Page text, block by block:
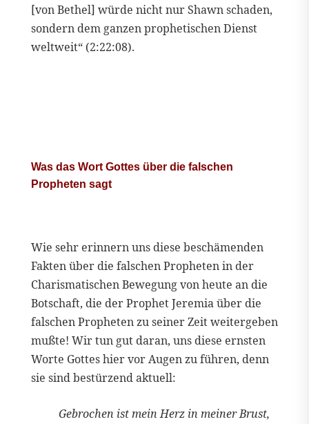
[von Bethel] würde nicht nur Shawn schaden,
sondern dem ganzen prophetischen Dienst
weltweit“ (2:22:08).
Was das Wort Gottes über die falschen
Propheten sagt
Wie sehr erinnern uns diese beschämenden
Fakten über die falschen Propheten in der
Charismatischen Bewegung von heute an die
Botschaft, die der Prophet Jeremia über die
falschen Propheten zu seiner Zeit weitergeben
mußte! Wir tun gut daran, uns diese ernsten
Worte Gottes hier vor Augen zu führen, denn
sie sind bestürzend aktuell:
Gebrochen ist mein Herz in meiner Brust,